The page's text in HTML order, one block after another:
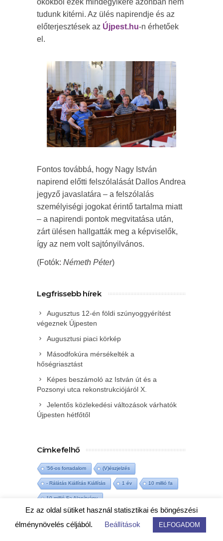
okokból ezek mindegyikére azonban nem
tudunk kitérni. Az ülés napirendje és az
előterjesztések az Újpest.hu-n érhetőek
el.
Fontos továbbá, hogy Nagy István
napirend előtti felszólalását Dallos Andrea
jegyző javaslatára – a felszólalás
személyiségi jogokat érintő tartalma miatt
– a napirendi pontok megvitatása után,
zárt ülésen hallgatták meg a képviselők,
így az nem volt sajtónyilvános.
(Fotók: Németh Péter)
Legfrissebb hírek
Augusztus 12-én földi szúnyoggyérítést
végeznek Újpesten
Augusztusi piaci körkép
Másodfokúra mérsékelték a
hőségriasztást
Képes beszámoló az István út és a
Pozsonyi utca rekonstrukciójáról X.
Jelentős közlekedési változások várhatók
Újpesten hétfőtől
Címkefelhő
'56-os forradalom (V)észjelzés
- Rálátás Kiállítás Kiállítás 1 év 10 millió fa
10 millió Fa Alapítvány
10 millió fa Újpest-Káposztásmegyer
12-es villamos 13. havi nyugdíj 14
Ez az oldal sütiket használ statisztikai és böngészési
élménynövelés céljából.
Beállítások ELFOGADOM